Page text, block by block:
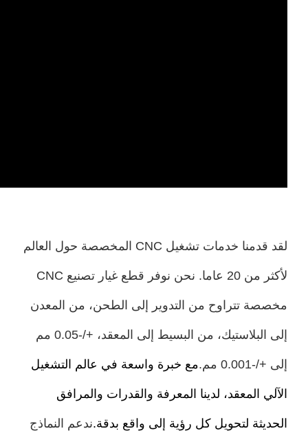
لقد قدمنا خدمات تشغيل CNC المخصصة حول العالم
لأكثر من 20 عاما. نحن نوفر قطع غيار تصنيع CNC
تتراوح من التدوير إلى الطحن، من المعدن
إلى البلاستيك، من البسيط إلى المعقد، +/-0.05 مم
0.001 مم. مع خبرة واسعة في عالم التشغيل
المعقد، لدينا المعرفة والقدرات والمرافق
لتحويل كل رؤية إلى واقع بدقة.ندعم النماذج